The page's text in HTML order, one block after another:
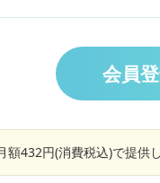
、整腸剤や逆流性食道炎
ました。1週間ほど飲ん
りません。げっぷが頻繁
悪いのは悪いとは思う
最近はひどく疲れやす
らい、またすっきり寝れ
会員
432円(消費税込)で提供